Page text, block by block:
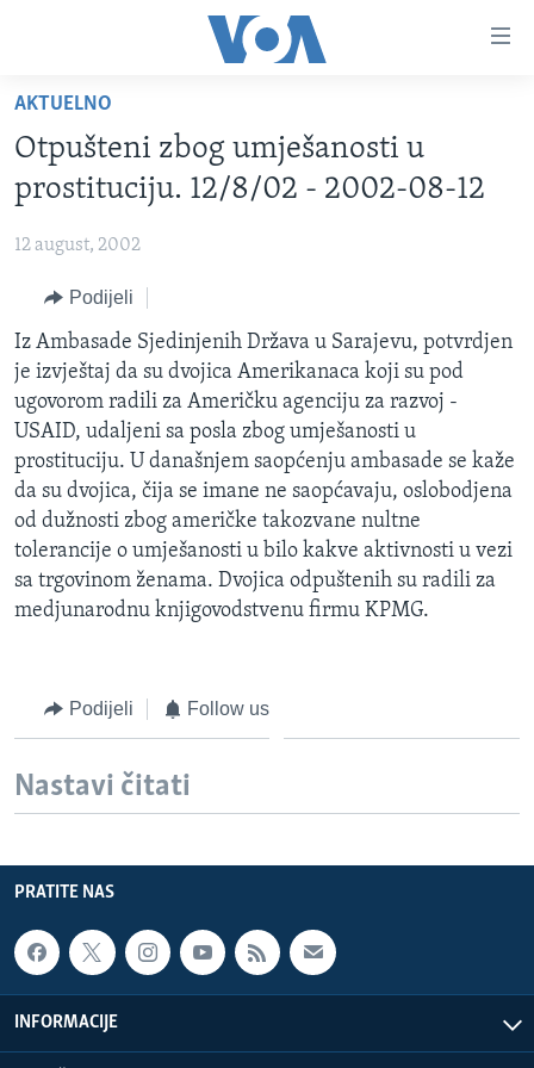
glavni
sadržaj
na
glavnu
navigaciju
pretragu
VIDEO
FOTOGRAFIJE DANA
VIJESTI
SJEDINJENE AMERIČKE DRŽAVE
BOSNA I HERCEGOVINA
SVIJET
NAUKA I TEHNOLOGIJA
SPECIJALNI PROJEKTI
KORUPCIJA
SLOBODA MEDIJA
ŽENSKA STRANA
IZBJEGLIČKA STRANA
MAGAZIN
O GLASU AMERIKE
AKTUELNO
Otpušteni zbog umješanosti u
prostituciju. 12/8/02 - 2002-08-12
12 august, 2002
Podijeli
Iz Ambasade Sjedinjenih Država u Sarajevu, potvrdjen
je izvještaj da su dvojica Amerikanaca koji su pod
ugovorom radili za Američku agenciju za razvoj -
USAID, udaljeni sa posla zbog umješanosti u
prostituciju. U današnjem saopćenju ambasade se kaže
da su dvojica, čija se imane ne saopćavaju, oslobodjena
od dužnosti zbog američke takozvane nultne
tolerancije o umješanosti u bilo kakve aktivnosti u vezi
sa trgovinom ženama. Dvojica odpuštenih su radili za
medjunarodnu knjigovodstvenu firmu KPMG.
Podijeli Follow us
Nastavi čitati
PRATITE NAS
INFORMACIJE